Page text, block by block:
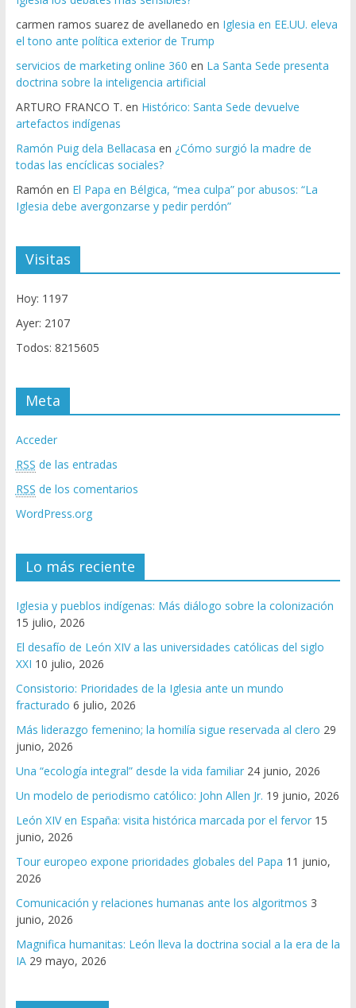
carmen ramos suarez de avellanedo en Iglesia en EE.UU. eleva
el tono ante política exterior de Trump
servicios de marketing online 360 en La Santa Sede presenta
doctrina sobre la inteligencia artificial
ARTURO FRANCO T. en Histórico: Santa Sede devuelve
artefactos indígenas
Ramón Puig dela Bellacasa en ¿Cómo surgió la madre de
todas las encíclicas sociales?
Ramón en El Papa en Bélgica, “mea culpa” por abusos: “La
Iglesia debe avergonzarse y pedir perdón”
Visitas
Hoy: 1197
Ayer: 2107
Todos: 8215605
Meta
Acceder
RSS de las entradas
RSS de los comentarios
WordPress.org
Lo más reciente
Iglesia y pueblos indígenas: Más diálogo sobre la colonización
15 julio, 2026
El desafío de León XIV a las universidades católicas del siglo
XXI 10 julio, 2026
Consistorio: Prioridades de la Iglesia ante un mundo
fracturado 6 julio, 2026
Más liderazgo femenino; la homilía sigue reservada al clero 29
junio, 2026
Una “ecología integral” desde la vida familiar 24 junio, 2026
Un modelo de periodismo católico: John Allen Jr. 19 junio, 2026
León XIV en España: visita histórica marcada por el fervor 15
junio, 2026
Tour europeo expone prioridades globales del Papa 11 junio,
2026
Comunicación y relaciones humanas ante los algoritmos 3
junio, 2026
Magnifica humanitas: León lleva la doctrina social a la era de la
IA 29 mayo, 2026